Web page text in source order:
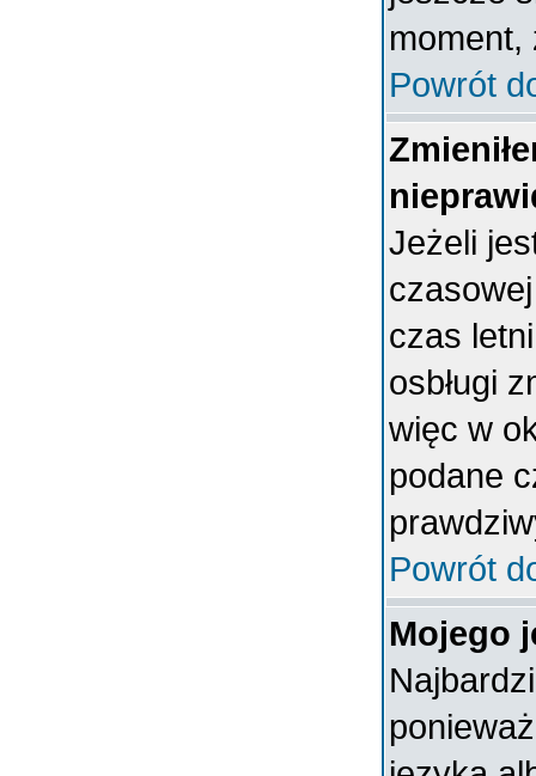
moment,
Powrót
Jeżeli
czas
osbługi
więc w
podane
Powrót
Mojego